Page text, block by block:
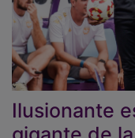
Ilusionante
gigante de